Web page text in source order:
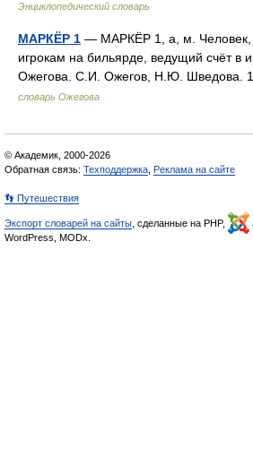
Энциклопедический словарь
МАРКЁР 1 — МАРКЁР 1, а, м.
игрокам на бильярде, ведущий счёт в
Ожегова. С.И. Ожегов, Н.Ю. Шведова.
словарь Ожегова
© Академик, 2000-2026
Обратная связь: Техподдержка Реклама на сайте
👣 Путешествия
Экспорт словарей на сайты , сделанные на PHP,
WordPress, MODx.